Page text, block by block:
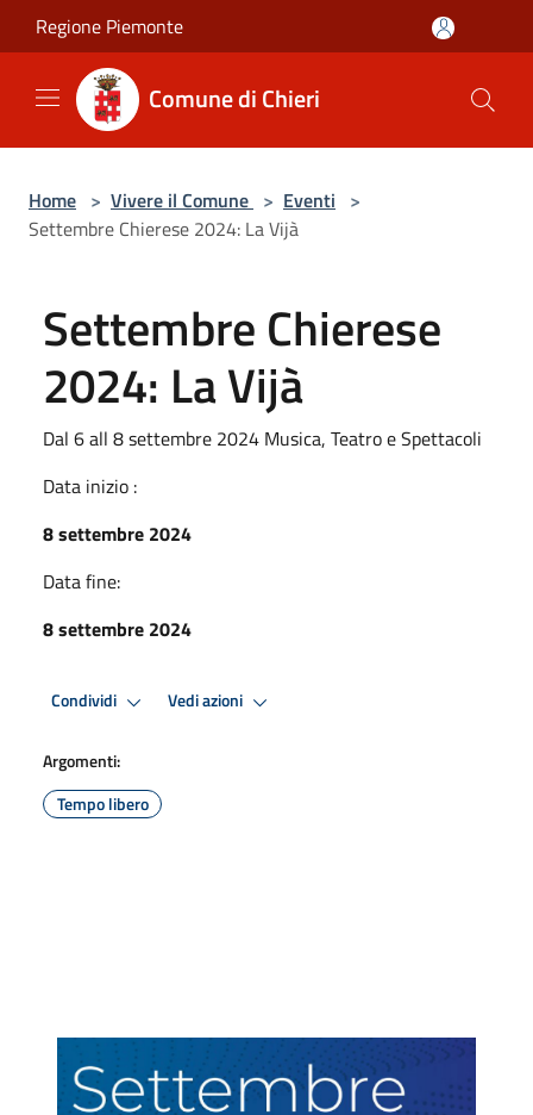
Salta al contenuto principale
Regione Piemonte
Comune di Chieri
Home > Vivere il Comune > Eventi >
Settembre Chierese 2024: La Vijà
Settembre Chierese
2024: La Vijà
Dal 6 all 8 settembre 2024 Musica, Teatro e Spettacoli
Data inizio :
8 settembre 2024
Data fine:
8 settembre 2024
Condividi Vedi azioni
Argomenti:
Tempo libero